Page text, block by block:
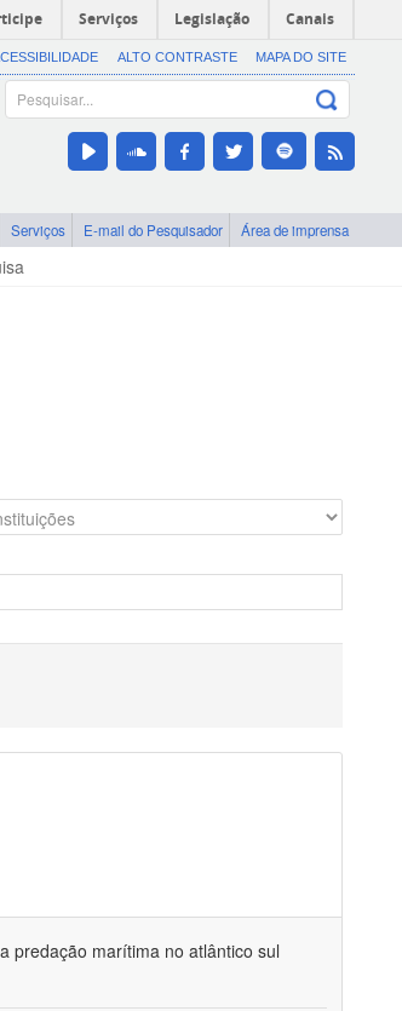
Serviços Legislação Canais
ALTO CONTRASTE MAPA DO SITE
Serviços E-mail do Pesquisador Área de imprensa
predação marítima no atlântico sul